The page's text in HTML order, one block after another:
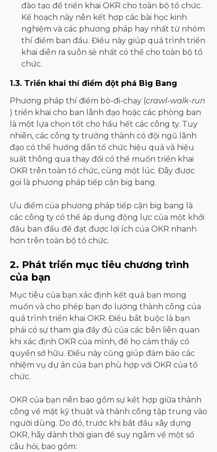
đào tạo để triển khai OKR cho toàn bộ tổ chức.
Kế hoạch này nên kết hợp các bài học kinh
nghiệm và các phương pháp hay nhất từ ​​nhóm
thí điểm ban đầu. Điều này giúp quá trình triển
khai diễn ra suôn sẻ nhất có thể cho toàn bộ tổ
chức.
1.3. Triển khai thí điểm đột phá Big Bang
Phương pháp thí điểm bò-đi-chạy (crawl-walk-run
) triển khai cho ban lãnh đạo hoặc các phòng ban
là một lựa chọn tốt cho hầu hết các công ty. Tuy
nhiên, các công ty trưởng thành có đội ngũ lãnh
đạo có thể hướng dẫn tổ chức hiệu quả và hiệu
suất thông qua thay đổi có thể muốn triển khai
OKR trên toàn tổ chức, cùng một lúc. Đây được
gọi là phương pháp tiếp cận big bang.
Ưu điểm của phương pháp tiếp cận big bang là
các công ty có thể áp dụng động lực của một khởi
đầu ban đầu để đạt được lợi ích của OKR nhanh
hơn trên toàn bộ tổ chức.
2. Phát triển mục tiêu chương trình
của bạn
Mục tiêu của bạn xác định kết quả bạn mong
muốn và cho phép bạn đo lường thành công của
quá trình triển khai OKR. Điều bắt buộc là bạn
phải có sự tham gia đầy đủ của các bên liên quan
khi xác định OKR của mình, để họ cảm thấy có
quyền sở hữu. Điều này cũng giúp đảm bảo các
nhiệm vụ dự án của bạn phù hợp với OKR của tổ
chức.
OKR của bạn nên bao gồm sự kết hợp giữa thành
công về mặt kỹ thuật và thành công tập trung vào
người dùng. Do đó, trước khi bắt đầu xây dựng
OKR, hãy dành thời gian để suy ngẫm về một số
câu hỏi, bao gồm: